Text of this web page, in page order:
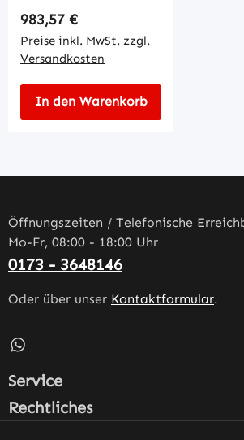
Regulärer Preis:
983,57 €
Preise inkl. MwSt. zzgl.
Versandkosten
In den Warenkorb
Öffnungszeiten / Telefonische
Mo-Fr, 08:00 - 18:00 Uhr
0173 - 3648146
Oder über unser Kontaktformular.
Schreib uns auf WhatsApp – öffnet
Service
Rechtliches